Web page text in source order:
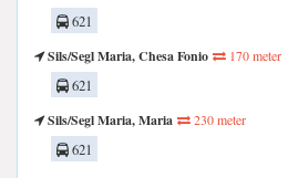
621
Sils/Segl Maria, Chesa Fonio
170 meter
621
Sils/Segl Maria, Maria
230 meter
621